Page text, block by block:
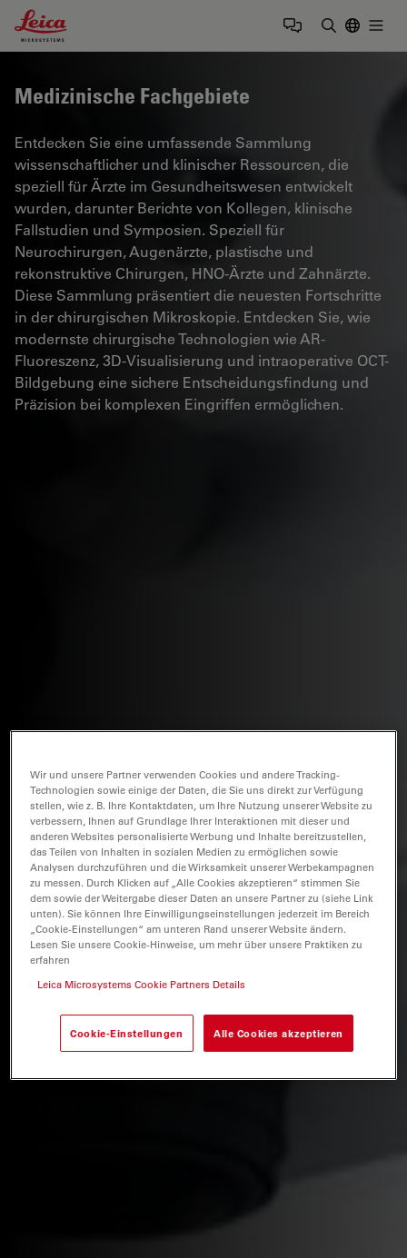
Leica Microsystems Logo
Medizinische Fachgebiete
Entdecken Sie eine umfassende Sammlung
wissenschaftlicher und klinischer Ressourcen, die
speziell für Ärzte im Gesundheitswesen entwickelt
wurden, darunter Berichte von Kollegen, klinische
Fallstudien und Symposien. Speziell für
Neurochirurgen, Augenärzte, plastische und
rekonstruktive Chirurgen, HNO-Ärzte und Zahnärzte.
Diese Sammlung präsentiert die neuesten Fortschritte
in der chirurgischen Mikroskopie. Entdecken Sie, wie
modernste chirurgische Technologien wie AR-
Fluoreszenz, 3D-Visualisierung und intraoperative OCT-
Bildgebung eine sichere Entscheidungsfindung und
Präzision bei komplexen Eingriffen ermöglichen.
Wir und unsere Partner verwenden Cookies und andere Tracking-
Technologien sowie einige der Daten, die Sie uns direkt zur Verfügung
stellen, wie z. B. Ihre Kontaktdaten, um Ihre Nutzung unserer Website zu
verbessern, Ihnen auf Grundlage Ihrer Interaktionen mit dieser und
anderen Websites personalisierte Werbung und Inhalte bereitzustellen,
das Teilen von Inhalten in sozialen Medien zu ermöglichen sowie
Analysen durchzuführen und die Wirksamkeit unserer Werbekampagnen
zu messen. Durch Klicken auf „Alle Cookies akzeptieren“ stimmen Sie
dem sowie der Weitergabe dieser Daten an unsere Partner zu (siehe Link
unten). Sie können Ihre Einwilligungseinstellungen jederzeit im Bereich
„Cookie-Einstellungen“ am unteren Rand unserer Website ändern.
Lesen Sie unsere Cookie-Hinweise, um mehr über unsere Praktiken zu
erfahren
Leica Microsystems Cookie Partners Details
Cookie-Einstellungen Alle Cookies akzeptieren